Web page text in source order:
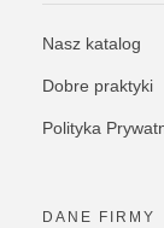
Nasz katalog
Dobre praktyki
Polityka
DANE FIRMY